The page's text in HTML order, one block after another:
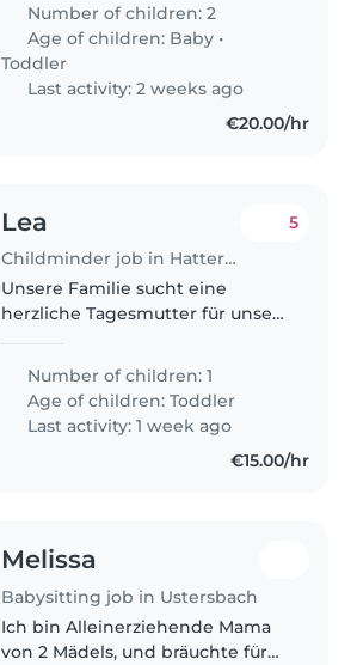
2 hours almost regularly and
during week days...
Number of children: 2
Age of children: Baby •
Toddler
Last activity: 2 weeks ago
€20.00/hr
Lea
Childminder job in Hattersheim
5
Unsere Familie sucht eine
herzliche Tagesmutter für unser
Kleinkind. Zuverlässige
Betreuung und leichte
Hausarbeiten gehören dazu –
perfekt für jemanden, der..
Number of children: 1
Age of children:Toddler
Last activity: 1 week ago
€15.00/hr
Melissa
Babysitting job in Ustersbach
Ich bin Alleinerziehende Mama
von 2 Mädels, und bräuchte für